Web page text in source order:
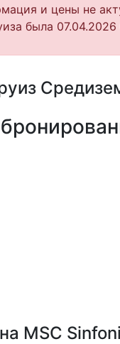
и цены не
была 07.04.2026
MSC